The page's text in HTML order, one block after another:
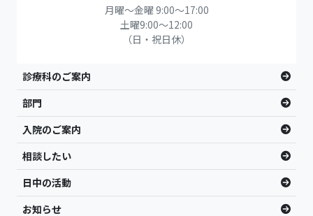
月曜～金曜 9:00～17:00
土曜9:00〜12:00
（日・祝日休）
診療科のご案内
部門
入院のご案内
相談したい
日中の活動
お知らせ